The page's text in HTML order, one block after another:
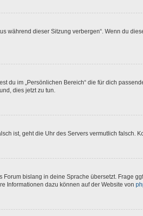
während dieser Sitzung verbergen“. Wenn du
du im „Persönlichen Bereich“ die für dich
dies jetzt zu tun.
ist, geht die Uhr des Servers vermutlich falsch.
bislang in deine Sprache übersetzt. Frage
Informationen dazu können auf der Website von